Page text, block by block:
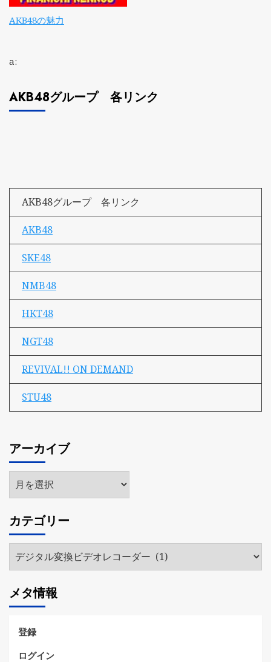
AKB48の魅力
a:
AKB48グループ 各リンク
AKB48グループ 各リンク
AKB48
SKE48
NMB48
HKT48
NGT48
REVIVAL!! ON DEMAND
STU48
アーカイブ
ア
ー
イ
ブ
カテゴリー
テ
リ
ー
メタ情報
登録
ログイン